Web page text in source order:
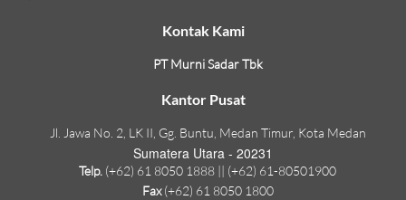
Kontak Kami
PT Murni Sadar Tbk
Kantor Pusat
Jl. Jawa No. 2, LK II, Gg. Buntu, Medan Timur, Kota Medan
Sumatera Utara - 20231
Telp. (+62) 61 8050 1888 || (+62) 61-80501900
Fax(+62) 61 8050 1800